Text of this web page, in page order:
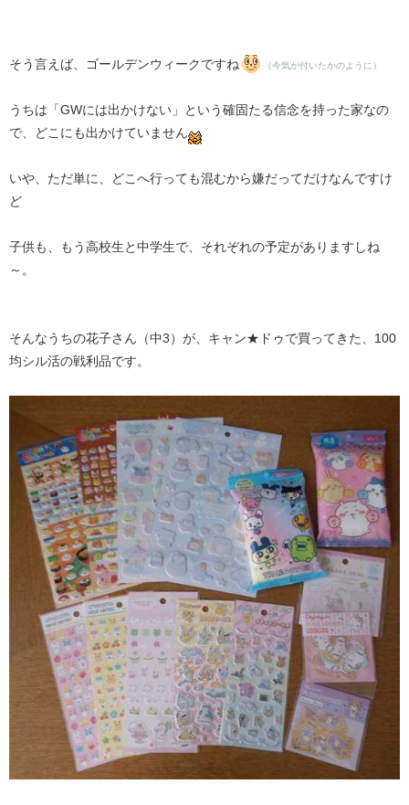
そう言えば、ゴールデンウィークですね （今気が付いたかのように）
うちは「GWには出かけない」という確固たる信念を持った家なの
で、どこにも出かけていません
いや、ただ単に、どこへ行っても混むから嫌だってだけなんですけ
ど
子供も、もう高校生と中学生で、それぞれの予定がありますしね
～。
そんなうちの花子さん（中3）が、キャン★ドゥで買ってきた、100
均シル活の戦利品です。